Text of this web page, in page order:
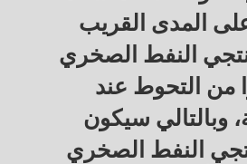
المدى القريب
النفط الصخري
من التحوط عند
وبالتالي سيكون
النفط الصخري